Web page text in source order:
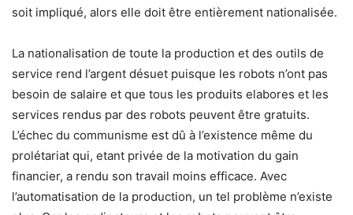
soit impliqué, alors elle doit être entièrement nationalisée.
La nationalisation de toute la production et des outils de
service rend l’argent désuet puisque les robots n’ont pas
besoin de salaire et que tous les produits elabores et les
services rendus par des robots peuvent être gratuits.
L’échec du communisme est dû à l’existence même du
prolétariat qui, etant privée de la motivation du gain
financier, a rendu son travail moins efficace. Avec
l’automatisation de la production, un tel problème n’existe